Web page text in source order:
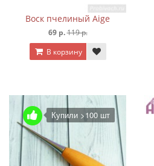
Воск пчелиный Aige
69 р.119 р.
В корзину
Купили >100 шт